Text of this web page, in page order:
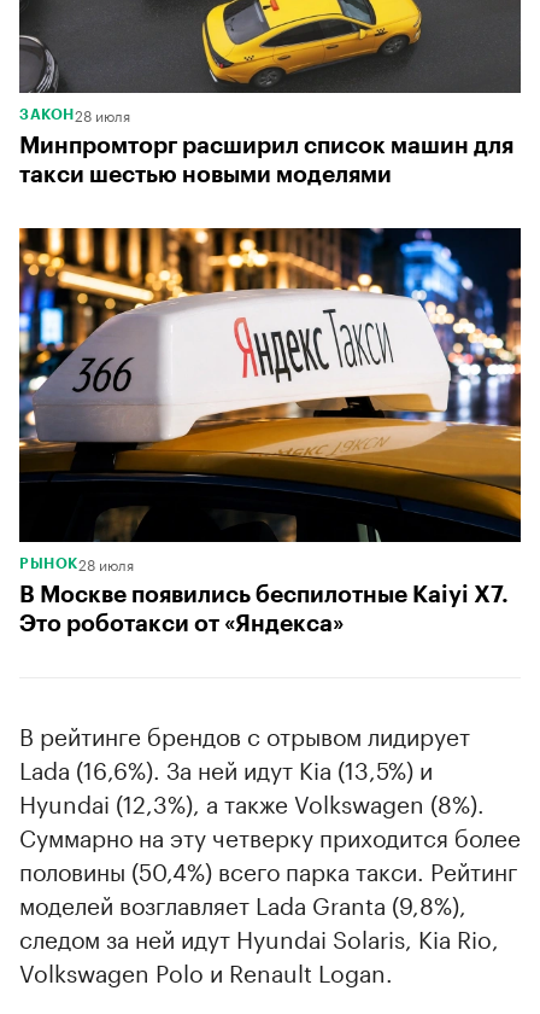
ЗАКОН 28 июля
Минпромторг расширил список машин для
такси шестью новыми моделями
РЫНОК28 июля
В Москве появились беспилотные Kaiyi X7.
Это роботакси от «Яндекса»
В рейтинге брендов с отрывом лидирует
Lada (16,6%). За ней идут Kia (13,5%) и
Hyundai (12,3%), а также Volkswagen (8%).
Суммарно на эту четверку приходится более
половины (50,4%) всего парка такси. Рейтинг
моделей возглавляет Lada Granta (9,8%),
следом за ней идут Hyundai Solaris, Kia Rio,
Volkswagen Polo и Renault Logan.